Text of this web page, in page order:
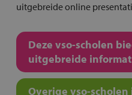
uitgebreide online
Deze vso-scholen
uitgebreide
Overige vso-